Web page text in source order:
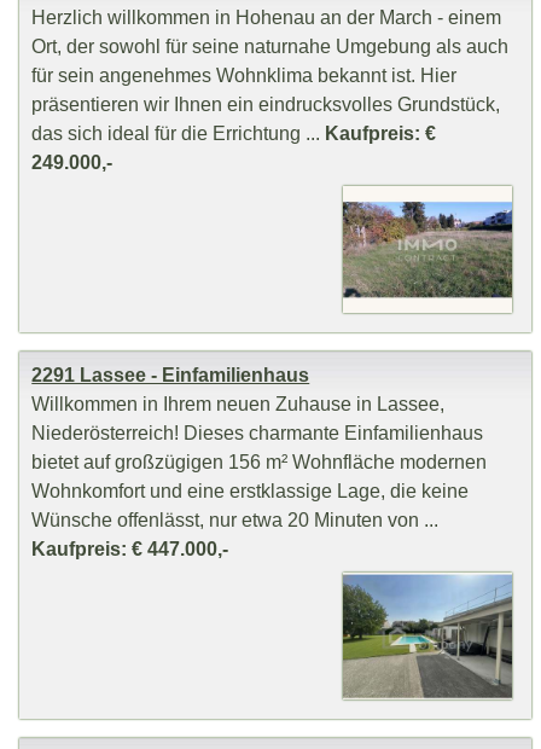
Herzlich willkommen in Hohenau an der March - einem
Ort, der sowohl für seine naturnahe Umgebung als auch
für sein angenehmes Wohnklima bekannt ist. Hier
präsentieren wir Ihnen ein eindrucksvolles Grundstück,
das sich ideal für die Errichtung ... Kaufpreis: €
249.000,-
2291 Lassee - Einfamilienhaus
Willkommen in Ihrem neuen Zuhause in Lassee,
Niederösterreich! Dieses charmante Einfamilienhaus
bietet auf großzügigen 156 m² Wohnfläche modernen
Wohnkomfort und eine erstklassige Lage, die keine
Wünsche offenlässt, nur etwa 20 Minuten von ...
Kaufpreis: € 447.000,-